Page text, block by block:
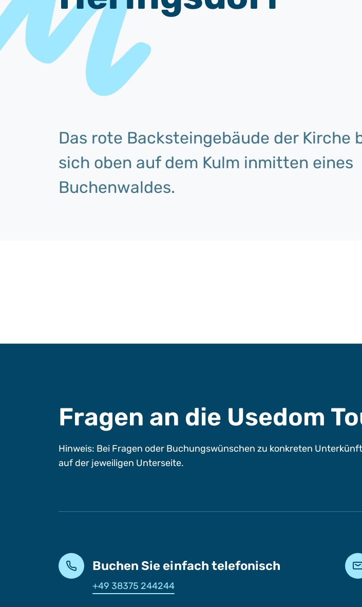
Das rote Backsteingebäude der Kirche
sich oben auf dem Kulm inmitten eines
Buchenwaldes.
Fragen an die Usedom
Hinweis: Bei Fragen oder Buchungswünschen zu konkreten
auf der jeweiligen Unterseite.
Buchen Sie einfach telefonisch
+49 38375 244244